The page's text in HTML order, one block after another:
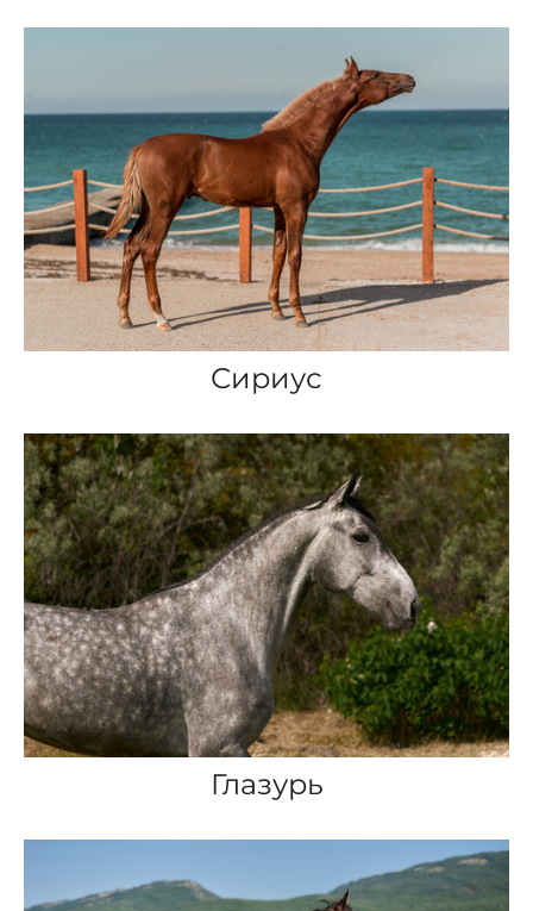
Сириус
Глазурь